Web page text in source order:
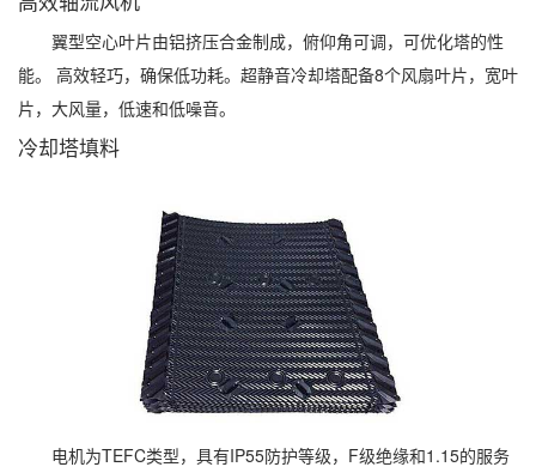
翼型空心叶片由铝挤压合金制成，俯仰角可调，可优化塔的性
能。 高效轻巧，确保低功耗。超静音冷却塔配备8个风扇叶片，宽叶
片，大风量，低速和低噪音。
冷却塔填料
电机为TEFC类型，具有IP55防护等级，F级绝缘和1.15的服务